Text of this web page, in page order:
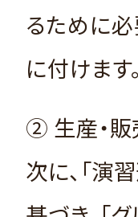
るために
に付けます。
② 生産・
次に、「演